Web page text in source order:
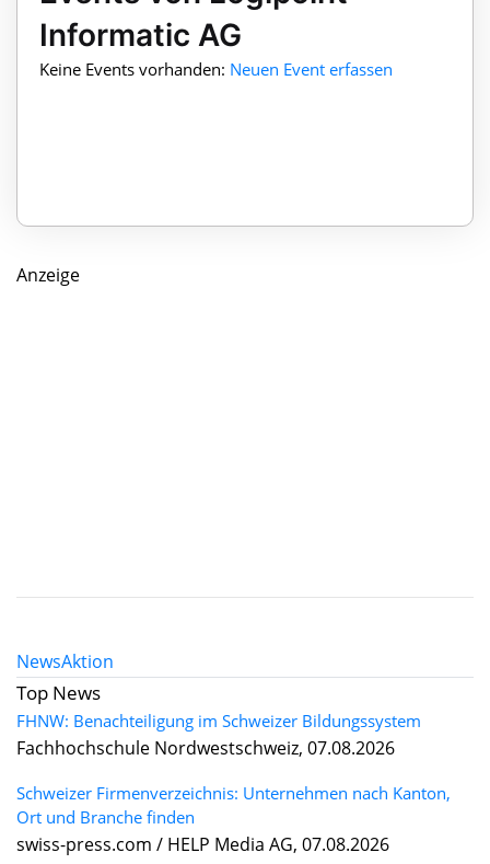
Informatic AG
Keine Events vorhanden: Neuen Event erfassen
Anzeige
NewsAktion
Top News
FHNW: Benachteiligung im Schweizer Bildungssystem
Fachhochschule Nordwestschweiz, 07.08.2026
Schweizer Firmenverzeichnis: Unternehmen nach Kanton,
Ort und Branche finden
swiss-press.com / HELP Media AG, 07.08.2026